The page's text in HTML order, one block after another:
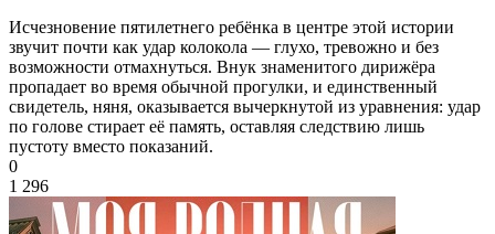
Исчезновение пятилетнего ребёнка в центре этой истории
звучит почти как удар колокола — глухо, тревожно и без
возможности отмахнуться. Внук знаменитого дирижёра
пропадает во время обычной прогулки, и единственный
свидетель, няня, оказывается вычеркнутой из уравнения: удар
по голове стирает её память, оставляя следствию лишь
пустоту вместо показаний.
0
1 296